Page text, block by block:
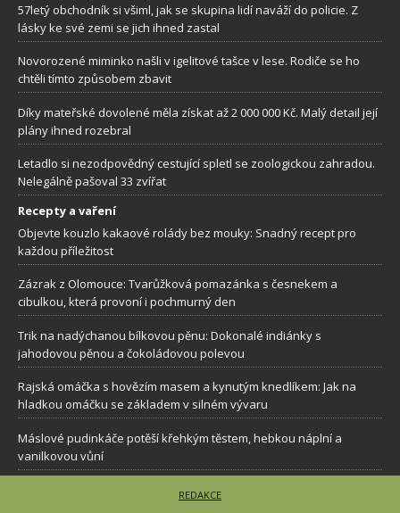
57letý obchodník si všiml, jak se skupina lidí naváží do policie. Z
lásky ke své zemi se jich ihned zastal
Novorozené miminko našli v igelitové tašce v lese. Rodiče se ho
chtěli tímto způsobem zbavit
Díky mateřské dovolené měla získat až 2 000 000 Kč. Malý detail její
plány ihned rozebral
Letadlo si nezodpovědný cestující spletl se zoologickou zahradou.
Nelegálně pašoval 33 zvířat
Recepty a vaření
Objevte kouzlo kakaové rolády bez mouky: Snadný recept pro
každou příležitost
Zázrak z Olomouce: Tvarůžková pomazánka s česnekem a
cibulkou, která provoní i pochmurný den
Trik na nadýchanou bílkovou pěnu: Dokonalé indiánky s
jahodovou pěnou a čokoládovou polevou
Rajská omáčka s hovězím masem a kynutým knedlíkem: Jak na
hladkou omáčku se základem v silném vývaru
Máslové pudinkáče potěší křehkým těstem, hebkou náplní a
vanilkovou vůní
REDAKCE